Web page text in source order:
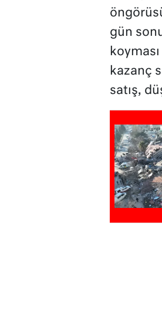
gün
kazanç
satış,